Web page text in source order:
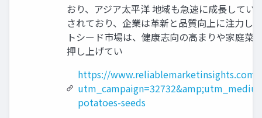
おり、アジア太平洋 地域も急速に成長して
されており、企業は革新と品質向上に注力し
トシード市場は、健康志向の高まりや家庭菜
押し上げてい
https://www.reliablemarketinsights.com/
potatoes-seeds